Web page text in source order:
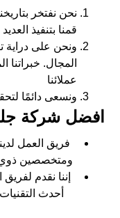
نحن نفتخر
قمنا بتنفيذ
ونحن على دراية
المجال. خبراتنا
عملائنا
ونسعى دائمًا
افضل شركة
فريق العمل
ومتخصصين ذوي
إننا نقدم
أحدث